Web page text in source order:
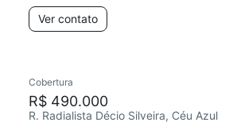
Ver contato
Cobertura
R$ 490.000
R. Radialista Décio Silveira, Céu Azul